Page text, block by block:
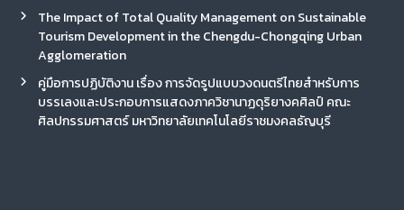
The Impact of Total Quality Management on Sustainable
Tourism Development in the Chengdu-Chongqing Urban
Agglomeration
คู่มือการปฏิบัติงาน เรื่อง การจัดรูปแบบวงดนตรีไทยสำหรับการ
บรรเลงและประกอบการแสดงภาควิชานาฏดุริยางคศิลป์ คณะ
ศิลปกรรมศาสตร์ มหาวิทยาลัยเทคโนโลยีราชมงคลธัญบุรี